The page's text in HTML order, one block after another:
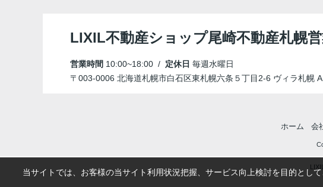
LIXIL不動産ショップ尾崎不動産札幌
営業時間 10:00~18:00 / 定休日 毎週水曜日
〒003-0006 北海道札幌市白石区東札幌六条５丁目2-6 ヴィラ札幌
ホーム 会
当サイトでは、お客様の当サイト利用状況把握、サービス向上検討を目的とし